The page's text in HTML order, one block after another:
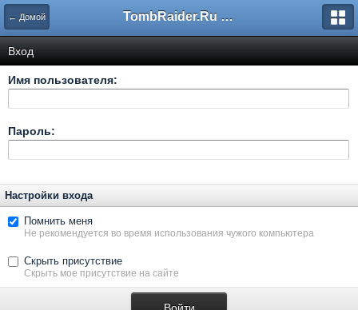
← Домой TombRaider.Ru - Форумы
Вход
Имя пользователя:
Пароль:
Настройки входа
Помнить меня
Не рекомендуется во время использования чужого компьютера
Скрыть присутствие
Скрыть мое присутствие на сайте